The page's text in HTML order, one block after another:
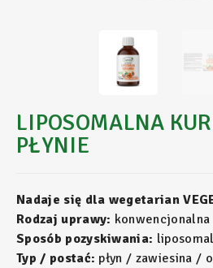
LIPOSOMALNA
PŁYNIE
Nadaje się dla wegetarian
Rodzaj uprawy: konwencjonalna
Sposób pozyskiwania:
Typ / postać: płyn / zawiesina /